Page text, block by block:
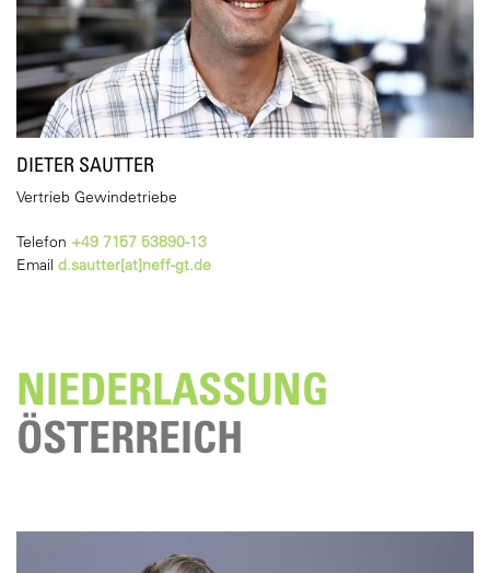
DIETER SAUTTER
Vertrieb Gewindetriebe
Telefon +49 7157 53890-13
Email d.sautter[at]neff-gt.de
NIEDERLASSUNG
ÖSTERREICH